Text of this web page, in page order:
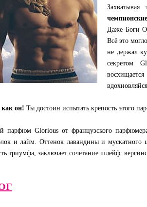
Даже Боги
Всё это
не держал
секретом
как он! Ты достоин испытать крепость этого
парфюм Glorious от французского
и лайм. Оттенок лавандины и
триумфа, заключает сочетание шлейф: